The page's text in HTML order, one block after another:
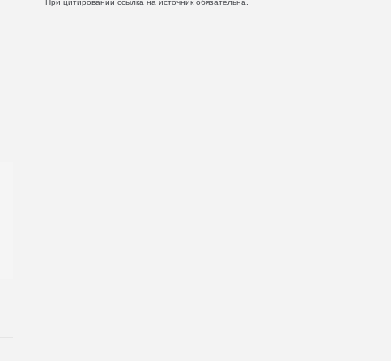
При цитировании ссылка на источник обязательна.